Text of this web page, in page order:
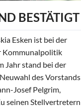
BESTÄTIGT
Esken ist bei der
Kommunalpolitik
Jahr stand bei der
des Vorstands
Josef Pelgrim,
seinen Stellvertretern